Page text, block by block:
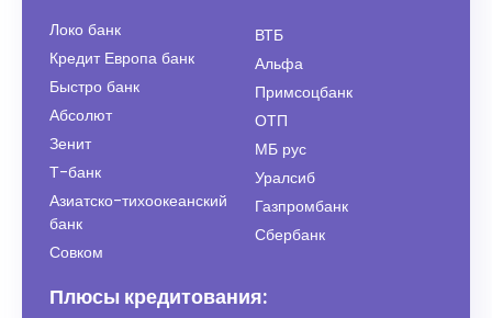
Локо банк
Кредит Европа банк
Быстро банк
Абсолют
Зенит
Т-банк
Азиатско-тихоокеанский
банк
Совком
ВТБ
Альфа
Примсоцбанк
ОТП
МБ рус
Уралсиб
Газпромбанк
Сбербанк
Плюсы кредитования: